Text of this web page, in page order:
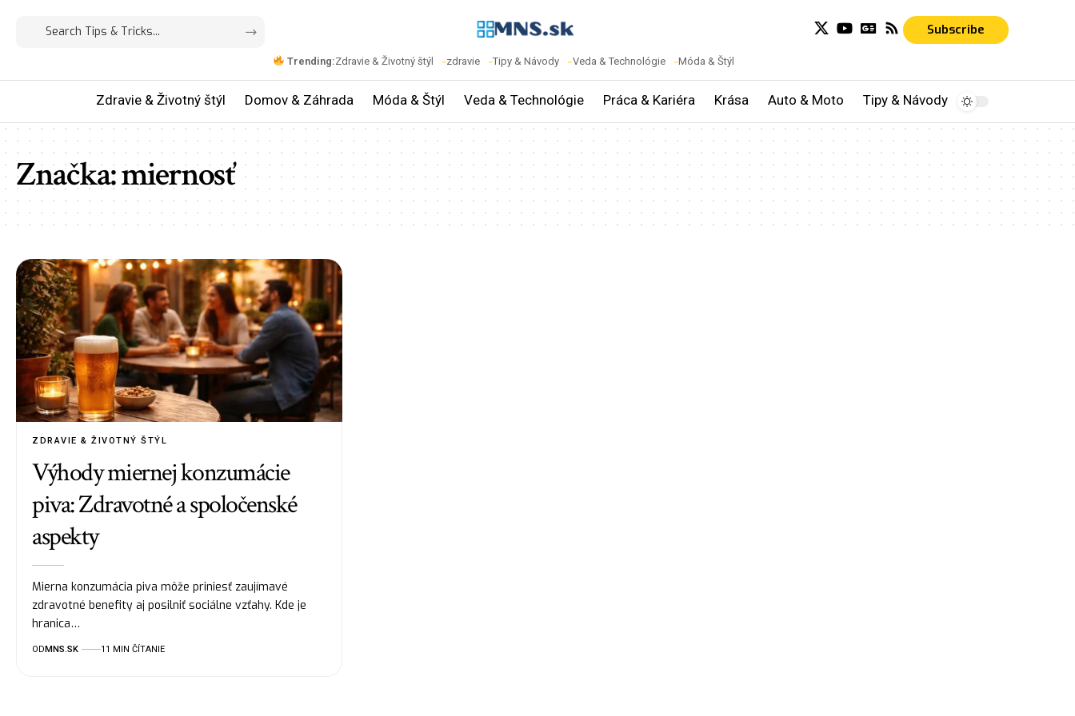
Trending:Zdravie & Životný štýl zdravie Tipy & Návody Veda & Technológie Móda & Štýl
Subscribe
Zdravie & Životný štýl Domov & Záhrada Móda & Štýl Veda & Technológie Práca & Kariéra Krása Auto & Moto Tipy & Návody
Značka:miernosť
ZDRAVIE & ŽIVOTNÝ ŠTÝL
Výhody miernej konzumácie
piva: Zdravotné a spoločenské
aspekty
Mierna konzumácia piva môže priniesť zaujímavé
zdravotné benefity aj posilniť sociálne vzťahy. Kde je
hranica…
ODMNS.SK 11 MIN ČÍTANIE